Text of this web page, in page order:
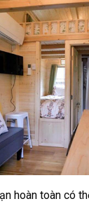
hoàn toàn có